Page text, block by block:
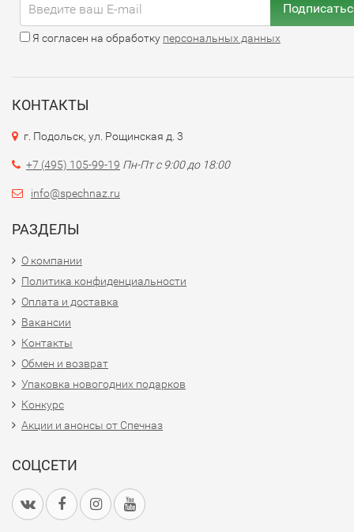
Я согласен на обработку персональных данных
КОНТАКТЫ
г. Подольск, ул. Рощинская д. 3
+7 (495) 105-99-19 Пн-Пт с 9:00 до 18:00
info@spechnaz.ru
РАЗДЕЛЫ
О компании
Политика конфиденциальности
Оплата и доставка
Вакансии
Контакты
Обмен и возврат
Упаковка новогодних подарков
Конкурс
Акции и анонсы от Спечназ
СОЦСЕТИ